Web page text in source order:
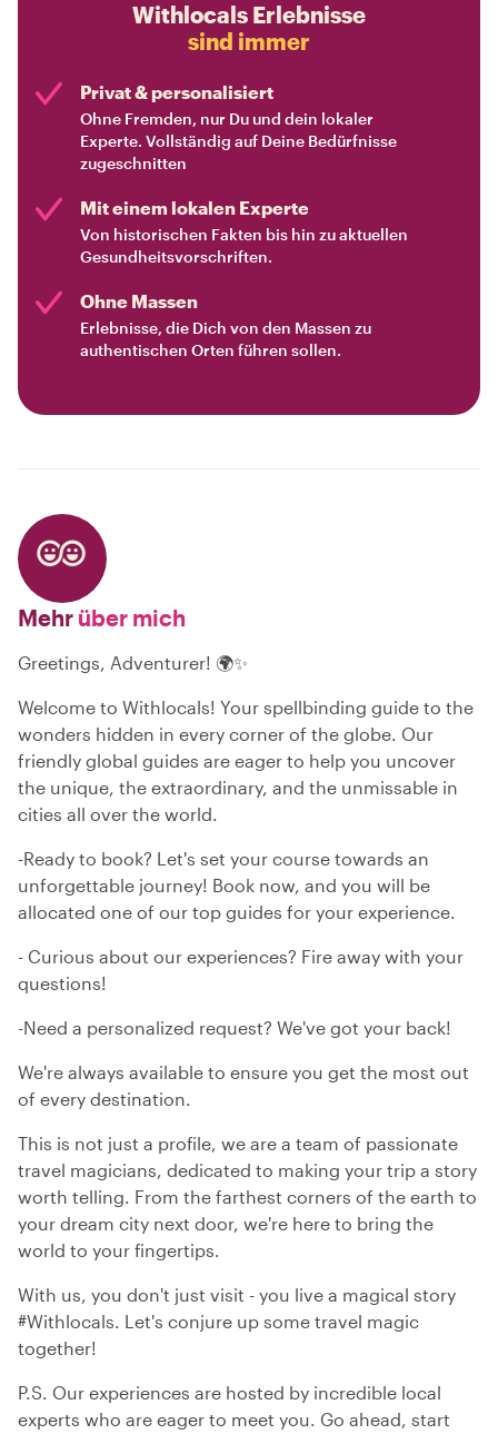
Withlocals Erlebnisse
sind immer
Privat & personalisiert
Ohne Fremden, nur Du und dein lokaler
Experte. Vollständig auf Deine Bedürfnisse
zugeschnitten
Mit einem lokalen Experte
Von historischen Fakten bis hin zu aktuellen
Gesundheitsvorschriften.
Ohne Massen
Erlebnisse, die Dich von den Massen zu
authentischen Orten führen sollen.
Mehr über mich
Greetings, Adventurer! 🌍✨
Welcome to Withlocals! Your spellbinding guide to the
wonders hidden in every corner of the globe. Our
friendly global guides are eager to help you uncover
the unique, the extraordinary, and the unmissable in
cities all over the world.
-Ready to book? Let's set your course towards an
unforgettable journey! Book now, and you will be
allocated one of our top guides for your experience.
- Curious about our experiences? Fire away with your
questions!
-Need a personalized request? We've got your back!
We're always available to ensure you get the most out
of every destination.
This is not just a profile, we are a team of passionate
travel magicians, dedicated to making your trip a story
worth telling. From the farthest corners of the earth to
your dream city next door, we're here to bring the
world to your fingertips.
With us, you don't just visit - you live a magical story
#Withlocals. Let's conjure up some travel magic
together!
P.S. Our experiences are hosted by incredible local
experts who are eager to meet you. Go ahead, start